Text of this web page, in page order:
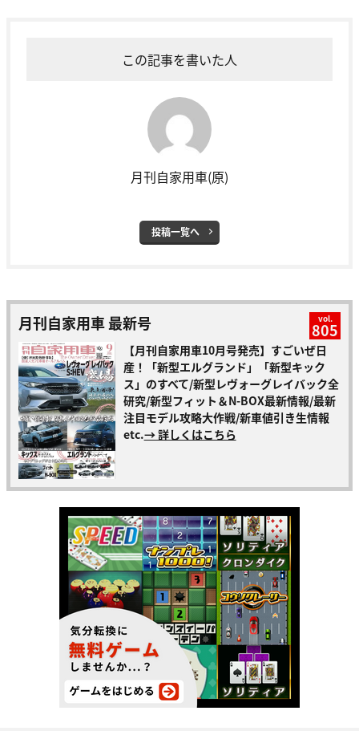
この記事を書いた人
月刊自家用車(原)
投稿一覧へ
月刊自家用車 最新号 vol.
805
【月刊自家用車10月号発売】すごいぜ日
産！「新型エルグランド」「新型キック
ス」のすべて/新型レヴォーグレイバック全
研究/新型フィット＆N-BOX最新情報/最新
注目モデル攻略大作戦/新車値引き生情報
etc.→ 詳しくはこちら